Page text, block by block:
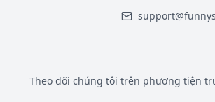
Theo dõi chúng tôi trên phương tiện